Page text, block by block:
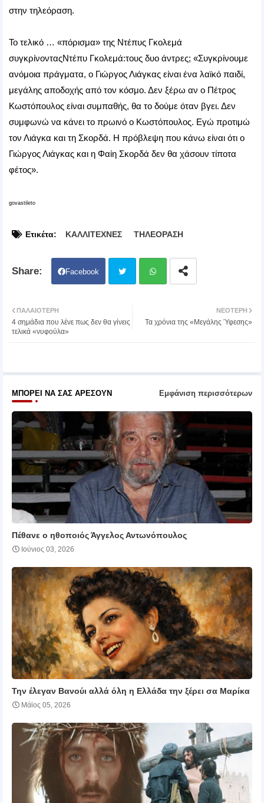
στην τηλεόραση.
Το τελικό … «πόρισμα» της Ντέπυς Γκολεμά
συγκρίνονταςΝτέπυ Γκολεμά:τους δυο άντρες; «Συγκρίνουμε
ανόμοια πράγματα, ο Γιώργος Λιάγκας είναι ένα λαϊκό παιδί,
μεγάλης αποδοχής από τον κόσμο. Δεν ξέρω αν ο Πέτρος
Κωστόπουλος είναι συμπαθής, θα το δούμε όταν βγει. Δεν
συμφωνώ να κάνει το πρωινό ο Κωστόπουλος. Εγώ προτιμώ
τον Λιάγκα και τη Σκορδά. Η πρόβλεψη που κάνω είναι ότι ο
Γιώργος Λιάγκας και η Φαίη Σκορδά δεν θα χάσουν τίποτα
φέτος».
govastileto
Ετικέτα: ΚΑΛΛΙΤΕΧΝΕΣ ΤΗΛΕΟΡΑΣΗ
Facebook
ter atsa
ΝΕΌΤΕΡΗ
Τα χρόνια της «Μεγάλης Ύφεσης»
ΠΑΛΑΙΌΤΕΡΗ
4 σημάδια που λένε πως δεν θα γίνεις
τελικά «νυφούλα»
ΜΠΟΡΕΊ ΝΑ ΣΑΣ ΑΡΈΣΟΥΝ Εμφάνιση περισσότερων
Πέθανε ο ηθοποιός Άγγελος Αντωνόπουλος
Ιούνιος 03, 2026
Την έλεγαν Βανούι αλλά όλη η Ελλάδα την ξέρει σα Μαρίκα
Μάϊος 05, 2026